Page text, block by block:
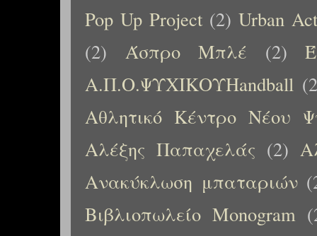
Pop Up Project (2) Urban Act
(2)
Άσπρο Μπλέ (2)
Α.Π.Ο.ΨΥΧΙΚΟΥHandball
Αθλητικό Κέντρο Νέου
Αλέξης Παπαχελάς (2)
Ανακύκλωση μπαταριών
Βιβλιοπωλείο Monogram